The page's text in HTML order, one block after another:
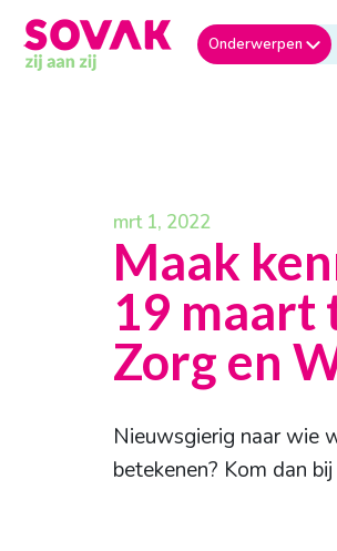
Onderwerpen
mrt 1, 2022
Maak
19 maart
Zorg en
Nieuwsgierig naar wie
betekenen? Kom dan